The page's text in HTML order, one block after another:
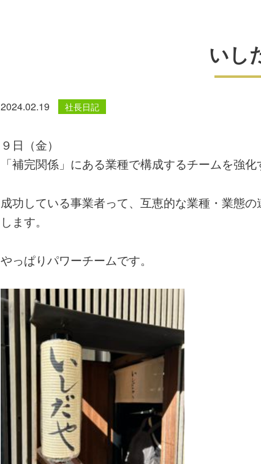
いし
2024.02.19 社長日記
９日（金）
「補完関係」にある業種で構成するチームを強
成功している事業者って、互恵的な業種・業態
します。
やっぱりパワーチームです。